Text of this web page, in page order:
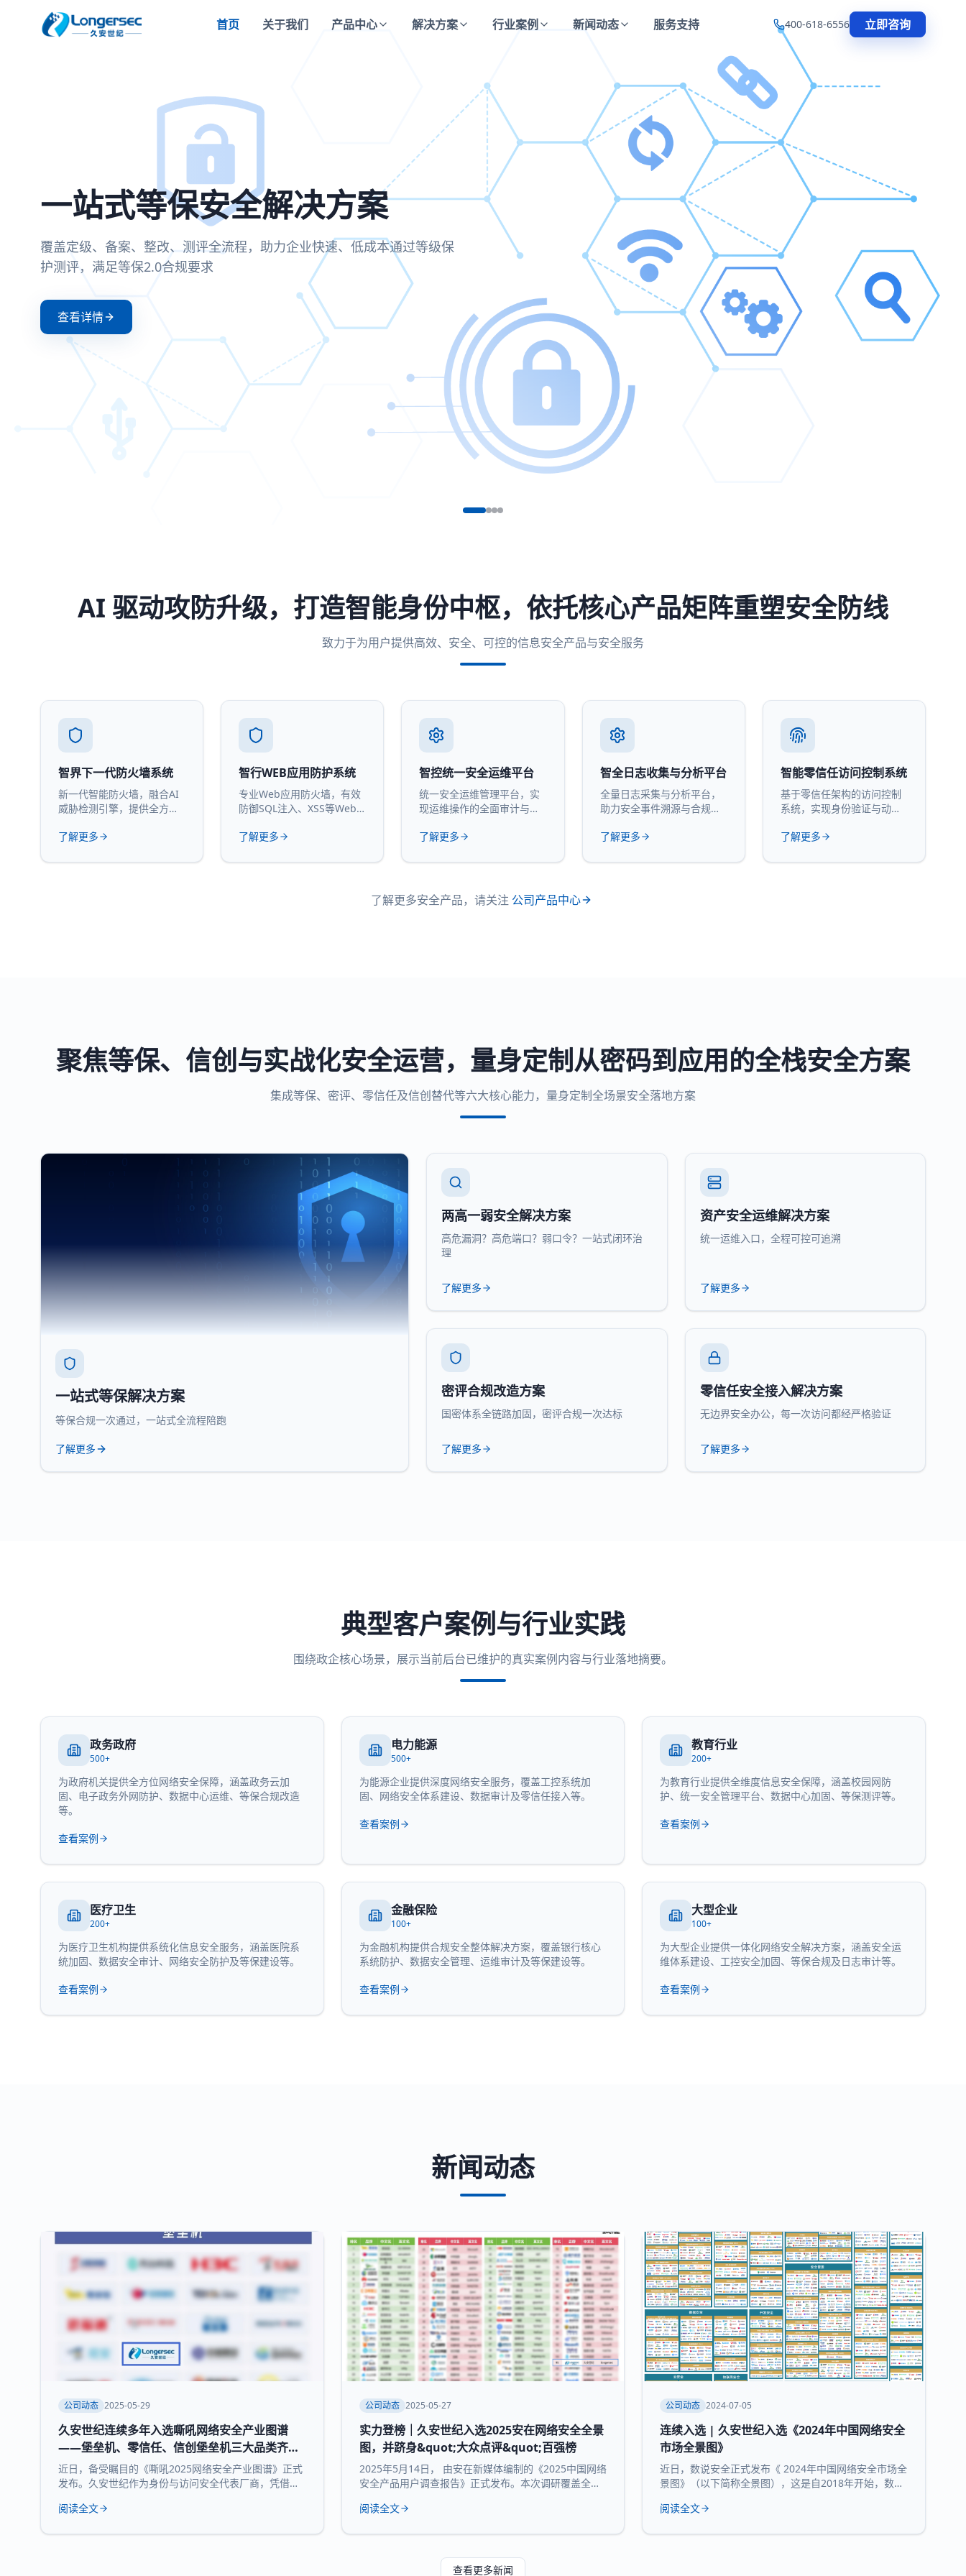
首页 关于我们 产品中心 解决方案 行业案例 新闻动态 服务支持 400-618-6556 立即咨询
一站式等保安全解决方案
覆盖定级、备案、整改、测评全流程，助力企业快速、低成本通过等级保
护测评，满足等保2.0合规要求
查看详情
密评合规改造方案
全面支持国密SM2/SM3/SM4算法，满足密评合规要求，实现运维操作的
可信、可控、可审计
查看详情
两高一弱安全解决方案
聚焦高危漏洞、高危端口和弱口令治理，构建主动防御与持续监测的安全
防护体系
查看详情
零信任安全接入解决方案
基于零信任架构实现身份验证与动态授权，确保每一次访问都经过严格验
证和持续评估
查看详情
AI 驱动攻防升级，打造智能身份中枢，依托核心产品矩阵重塑安全防线
致力于为用户提供高效、安全、可控的信息安全产品与安全服务
智界下一代防火墙系统
新一代智能防火墙，融合AI
威胁检测引擎，提供全方位
了解更多
智行WEB应用防护系统
专业Web应用防火墙，有效
防御SQL注入、XSS等Web
了解更多
智控统一安全运维平台
统一安全运维管理平台，实
现运维操作的全面审计与管
了解更多
智全日志收集与分析平台
全量日志采集与分析平台，
助力安全事件溯源与合规审
了解更多
智能零信任访问控制系统
基于零信任架构的访问控制
系统，实现身份验证与动态
了解更多
了解更多安全产品，请关注 公司产品中心
聚焦等保、信创与实战化安全运营，量身定制从密码到应用的全栈安全方案
集成等保、密评、零信任及信创替代等六大核心能力，量身定制全场景安全落地方案
一站式等保解决方案
等保合规一次通过，一站式全流程陪跑
了解更多
两高一弱安全解决方案
高危漏洞？高危端口？弱口令？一站式闭环治
理
了解更多
资产安全运维解决方案
统一运维入口，全程可控可追溯
了解更多
密评合规改造方案
国密体系全链路加固，密评合规一次达标
了解更多
零信任安全接入解决方案
无边界安全办公，每一次访问都经严格验证
了解更多
典型客户案例与行业实践
围绕政企核心场景，展示当前后台已维护的真实案例内容与行业落地摘要。
政务政府
500+
为政府机关提供全方位网络安全保障，涵盖政务云加
固、电子政务外网防护、数据中心运维、等保合规改造
等。
查看案例
电力能源
500+
为能源企业提供深度网络安全服务，覆盖工控系统加
固、网络安全体系建设、数据审计及零信任接入等。
查看案例
教育行业
200+
为教育行业提供全维度信息安全保障，涵盖校园网防
护、统一安全管理平台、数据中心加固、等保测评等。
查看案例
医疗卫生
200+
为医疗卫生机构提供系统化信息安全服务，涵盖医院系
统加固、数据安全审计、网络安全防护及等保建设等。
查看案例
金融保险
100+
为金融机构提供合规安全整体解决方案，覆盖银行核心
系统防护、数据安全管理、运维审计及等保建设等。
查看案例
大型企业
100+
为大型企业提供一体化网络安全解决方案，涵盖安全运
维体系建设、工控安全加固、等保合规及日志审计等。
查看案例
新闻动态
公司动态 2025-05-29
久安世纪连续多年入选嘶吼网络安全产业图谱
——堡垒机、零信任、信创堡垒机三大品类齐获
权威认可
近日，备受瞩目的《嘶吼2025网络安全产业图谱》正式
发布。久安世纪作为身份与访问安全代表厂商，凭借其
实力入选 堡垒机、零信任、信创堡垒机 三大细分领域，
阅读全文
公司动态 2025-05-27
实力登榜｜久安世纪入选2025安在网络安全全景
图，并跻身&quot;大众点评&quot;百强榜
2025年5月14日， 由安在新媒体编制的《2025中国网络
安全产品用户调查报告》正式发布。本次调研覆盖全国
“中国网络安全产品用户大众点评全景图”“中国网络安全
全、业务与应用安全、信创产品、安全服务、通用网
阅读全文
公司动态 2024-07-05
连续入选 | 久安世纪入选《2024年中国网络安全
市场全景图》
近日，数说安全正式发布《 2024年中国网络安全市场全
景图》（以下简称全景图），这是自2018年开始，数说
领域的技术沉淀、服务经验和长时间的市场验证，再度
阅读全文
查看更多新闻